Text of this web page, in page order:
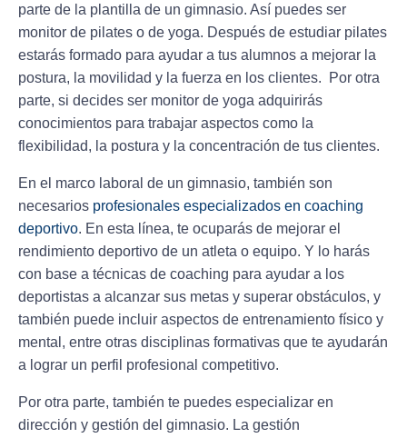
parte de la plantilla de un gimnasio. Así puedes ser
monitor de pilates o de yoga. Después de estudiar pilates
estarás formado para ayudar a tus alumnos a mejorar la
postura, la movilidad y la fuerza en los clientes. Por otra
parte, si decides ser monitor de yoga adquirirás
conocimientos para trabajar aspectos como la
flexibilidad, la postura y la concentración de tus clientes.
En el marco laboral de un gimnasio, también son
necesarios profesionales especializados en coaching
deportivo. En esta línea, te ocuparás de mejorar el
rendimiento deportivo de un atleta o equipo. Y lo harás
con base a técnicas de coaching para ayudar a los
deportistas a alcanzar sus metas y superar obstáculos, y
también puede incluir aspectos de entrenamiento físico y
mental, entre otras disciplinas formativas que te ayudarán
a lograr un perfil profesional competitivo.
Por otra parte, también te puedes especializar en
dirección y gestión del gimnasio. La gestión